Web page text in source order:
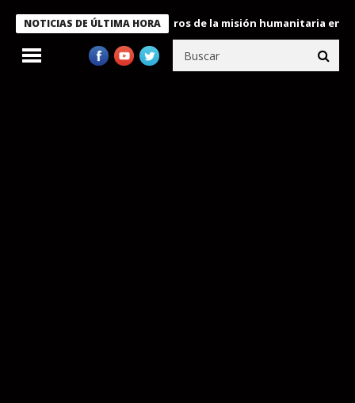
NOTICIAS DE ÚLTIMA HORA
Bukele condecora a miembros de la misión humanitaria enviada